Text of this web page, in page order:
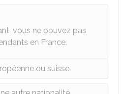
vous ne pouvez pas
en France.
ou suisse